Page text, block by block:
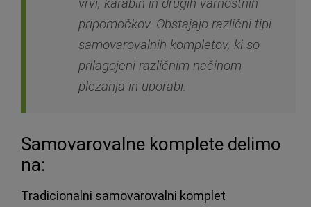
pripomočkov. Obstajajo različni tipi
samovarovalnih kompletov, ki so
prilagojeni različnim načinom
plezanja in uporabi.
Samovarovalne komplete delimo
na:
Tradicionalni samovarovalni komplet